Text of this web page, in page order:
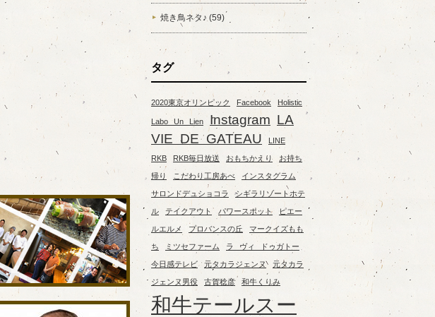
焼き鳥ネタ♪ (59)
タグ
2020東京オリンピック Facebook Holistic
Labo Un Lien Instagram LA
VIE DE GATEAU
LINE
RKB RKB毎日放送 おもちかえり お持ち
帰り こだわり工房あべ インスタグラム
サロンドデュショコラ シギラリゾートホテ
ル テイクアウト パワースポット ピエー
ルエルメ プロバンスの丘 マークイズもも
ち ミツセファーム ラ ヴィ ドゥガトー
今日感テレビ 元タカラジェンヌ 元タカラ
ジェンヌ男役 古賀稔彦 和牛くりみ
和牛テールスー